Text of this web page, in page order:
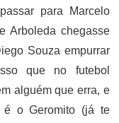
para Marcelo
Arboleda chegasse
Souza empurrar
que no futebol
alguém que erra, e
é o Geromito (já te